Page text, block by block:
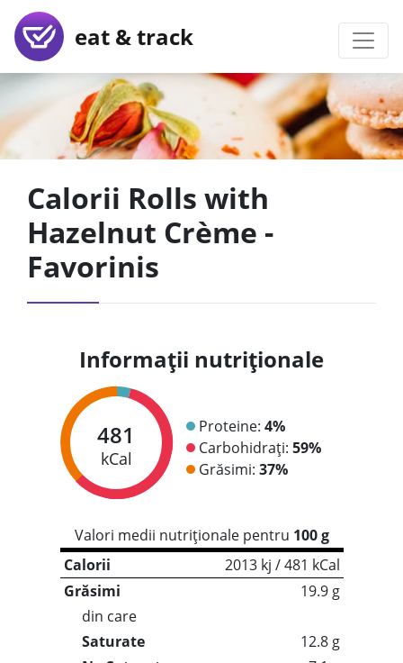
eat & track
Calorii Rolls with
Hazelnut Crème -
Favorinis
Informații nutriționale
481
kCal
Proteine: 4%
Carbohidrați: 59%
Grăsimi: 37%
Valori medii nutriționale pentru 100 g
Calorii
2013 kj / 481 kCal
Grăsimi
19.9 g
din care
Saturate
12.8 g